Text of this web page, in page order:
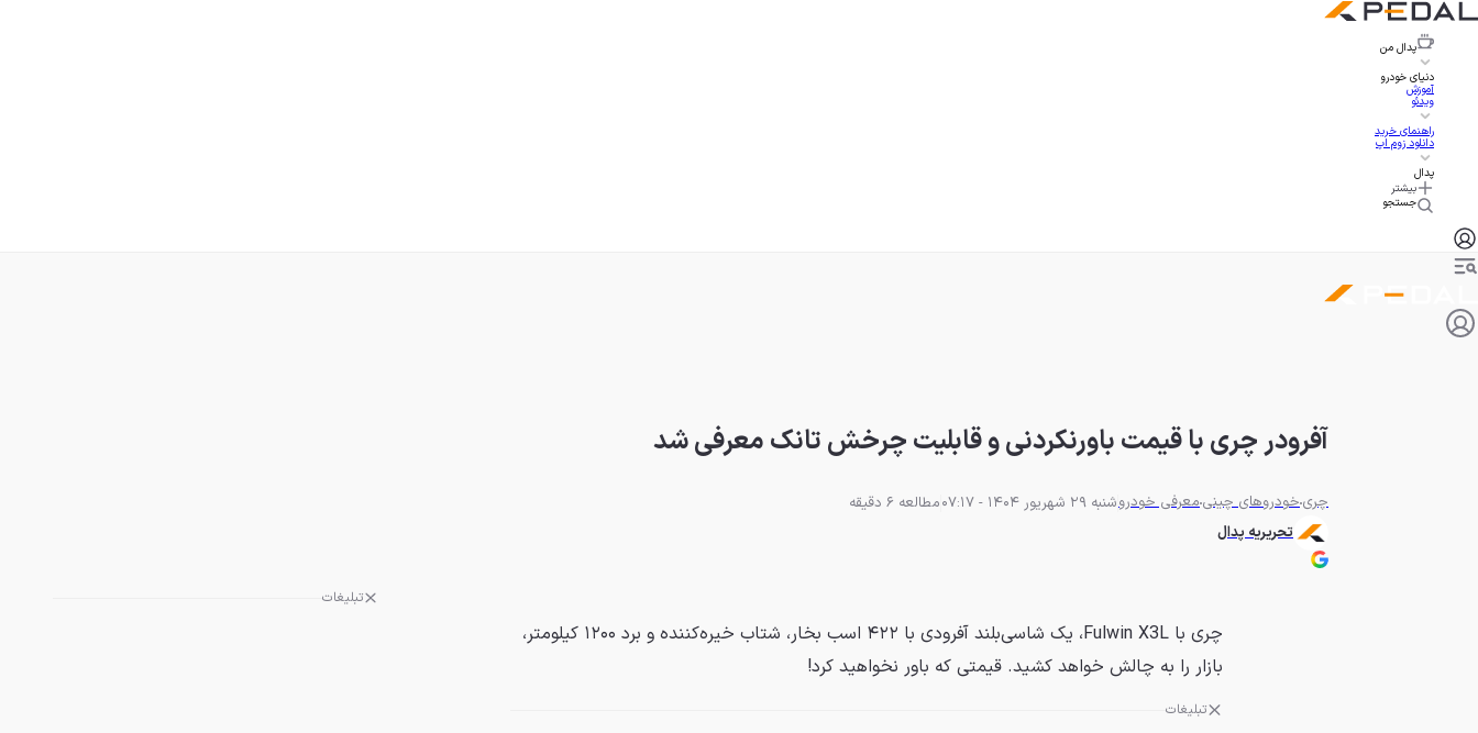
پدال من
دنیای خودرو
آموزش
ویدئو
راهنمای خرید
دانلود زوم اپ
پدال
بیشتر
جستجو
آفرودر چری با قیمت باورنکردنی و قابلیت چرخش تانک معرفی شد
چریخودروهای چینیمعرفی خودروشنبه 29 شهریور 1404 - 07:17
مطالعه 6 دقیقه
تحریریه پدال
تبلیغات
چری با Fulwin X3L، یک شاسی‌بلند آفرودی با ۴۲۲ اسب بخار، شتاب خیره‌کننده و برد ۱۲۰۰ کیلومتر،
بازار را به چالش خواهد کشید. قیمتی که باور نخواهید کرد!
تبلیغات